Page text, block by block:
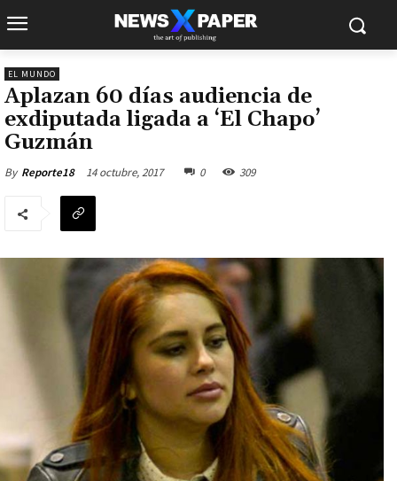
EL MUNDO
Aplazan 60 días audiencia de
exdiputada ligada a ‘El Chapo’
Guzmán
By Reporte18 14 octubre, 2017 0 309